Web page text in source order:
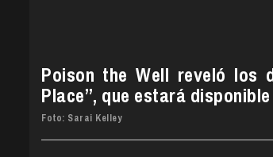
Poison the Well reveló los
Place”, que estará
Foto: Sarai Kelley